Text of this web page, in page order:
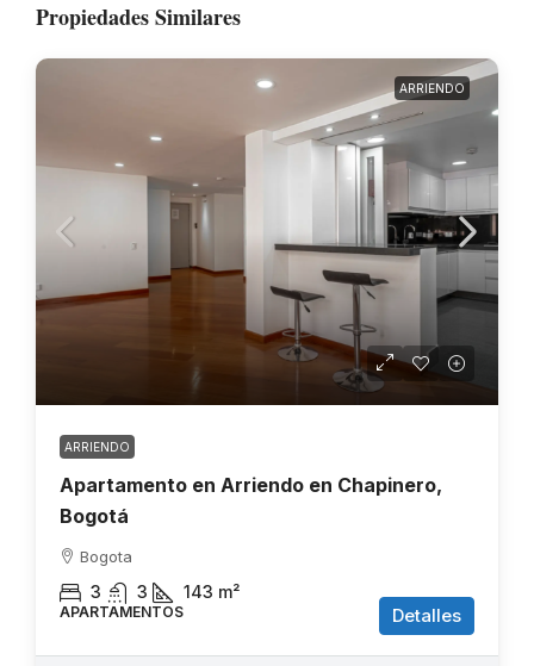
Propiedades Similares
ARRIENDO
ARRIENDO
Apartamento en Arriendo en Chapinero,
Bogotá
Bogota
3 3 143 m²
APARTAMENTOS Detalles